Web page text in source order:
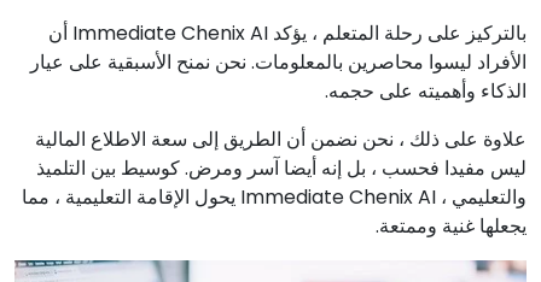
بالتركيز على رحلة المتعلم ، يؤكد Immediate Chenix AI أن
الأفراد ليسوا محاصرين بالمعلومات. نحن نمنح الأسبقية على عيار
الذكاء وأهميته على حجمه.
علاوة على ذلك ، نحن نضمن أن الطريق إلى سعة الاطلاع المالية
ليس مفيدا فحسب ، بل إنه أيضا آسر ومرض. كوسيط بين التلميذ
والتعليمي ، Immediate Chenix AI يحول الإقامة التعليمية ، مما
يجعلها غنية وممتعة.